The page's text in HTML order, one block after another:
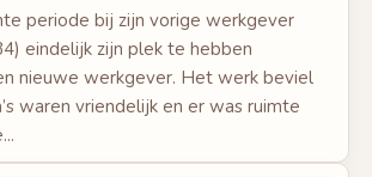
periode bij zijn vorige werkgever
eindelijk zijn plek te hebben
nieuwe werkgever. Het werk beviel
waren vriendelijk en er was ruimte